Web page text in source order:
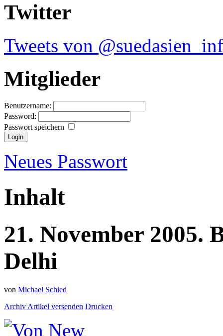
Twitter
Tweets von
Mitglieder
Benutzername:
Password:
Passwort speichern
Neues Passwort
Inhalt
21. November 2005.
Delhi
von Michael Schied
Archiv Artikel versenden Drucken